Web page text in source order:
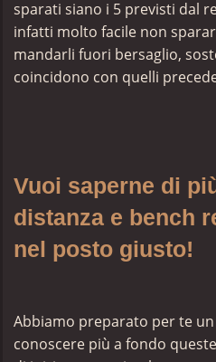
sparati siano i 5 previsti dal
infatti molto facile non
mandarli fuori bersaglio,
coincidono con quelli
Vuoi saperne di
distanza e bench
nel posto giusto!
Abbiamo preparato per te
conoscere più a fondo